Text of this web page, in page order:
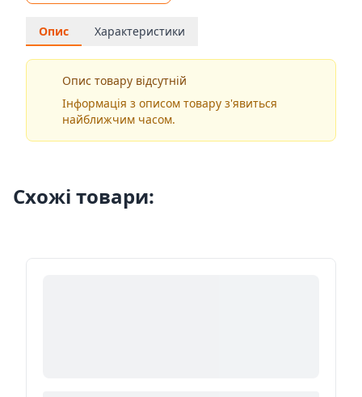
Опис Характеристики
Опис товару відсутній
Інформація з описом товару з'явиться
найближчим часом.
Схожі товари: